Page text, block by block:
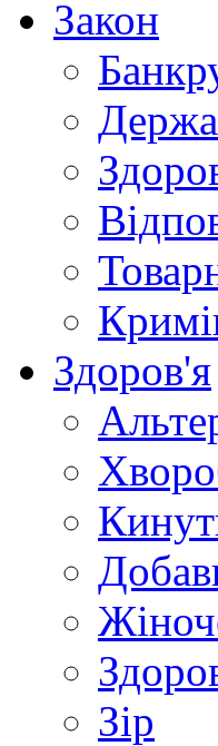
Закон
Здоров'я
Зір